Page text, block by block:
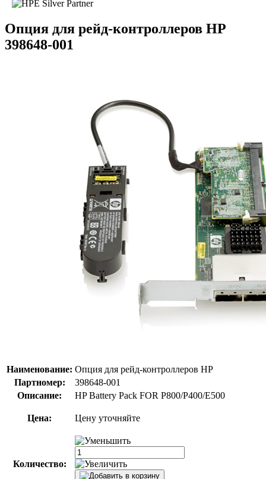
Опция для pейд-контроллеров HP
398648-001
Наименование: Опция для pейд-контроллеров HP
Партномер:
398648-001
Описание:
HP Battery Pack FOR P800/P400/E500
Цена: Цену уточняйте
Количество: